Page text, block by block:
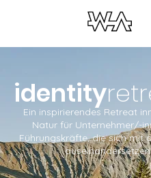
identity
Ein inspirierendes Retreat
Natur für Unternehmer/-
Führungskräfte, die sich mit